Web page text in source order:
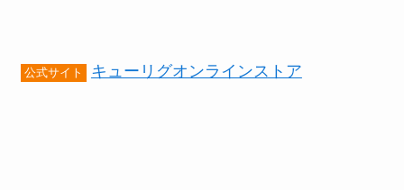
公式サイト キューリグオンラインストア